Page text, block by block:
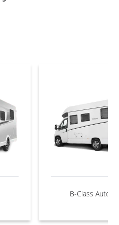
B-Class